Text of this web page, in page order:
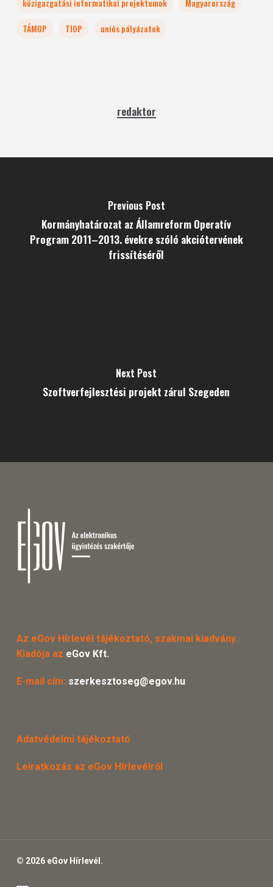
közigazgatási informatikai projektumok
Magyarország
TÁMOP
TIOP uniós pályázatok
redaktor
Previous Post
Kormányhatározat az Államreform Operatív
Program 2011–2013. évekre szóló akciótervének
frissítéséről
Next Post
Szoftverfejlesztési projekt zárul Szegeden
Az eGov Hírlevél tájékoztató, szakmai kiadvány.
Kiadója az eGov Kft.
E-mail cím: szerkesztoseg@egov.hu
Adatvédelmi tájékoztató
Leiratkozás az eGov Hírlevélről
© 2026 eGov Hírlevél.